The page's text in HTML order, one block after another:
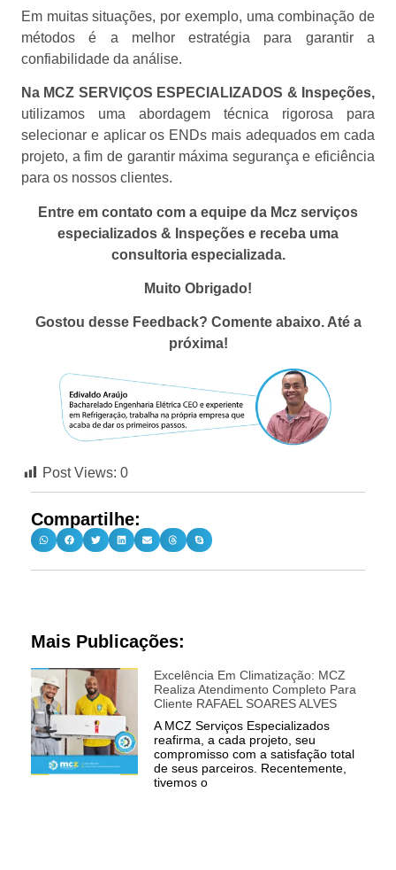
Em muitas situações, por exemplo, uma combinação de
métodos é a melhor estratégia para garantir a
confiabilidade da análise.
Na MCZ SERVIÇOS ESPECIALIZADOS & Inspeções,
utilizamos uma abordagem técnica rigorosa para
selecionar e aplicar os ENDs mais adequados em cada
projeto, a fim de garantir máxima segurança e eficiência
para os nossos clientes.
Entre em contato com a equipe da Mcz serviços
especializados & Inspeções e receba uma
consultoria especializada.
Muito Obrigado!
Gostou desse Feedback? Comente abaixo. Até a
próxima!
Post Views: 0
Compartilhe:
Mais Publicações:
Excelência Em Climatização: MCZ
Realiza Atendimento Completo Para
Cliente RAFAEL SOARES ALVES
A MCZ Serviços Especializados
reafirma, a cada projeto, seu
compromisso com a satisfação total
de seus parceiros. Recentemente,
tivemos o